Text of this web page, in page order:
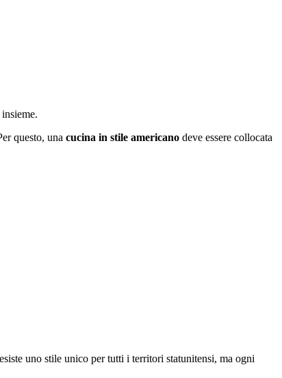
questo, una cucina in stile americano deve essere collocata
uno stile unico per tutti i territori statunitensi, ma ogni